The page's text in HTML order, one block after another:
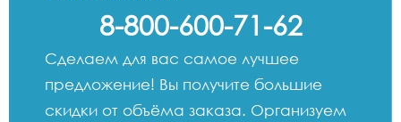
8-800-600-71-62
Сделаем для вас самое лучшее
предложение! Вы получите большие
скидки от объёма заказа. Организуем